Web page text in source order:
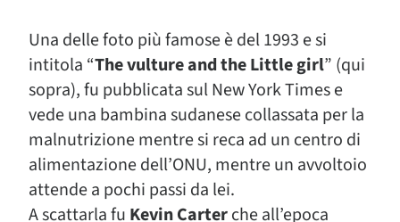
Una delle foto più famose è del 1993 e si
intitola “The vulture and the Little girl” (qui
sopra), fu pubblicata sul New York Times e
vede una bambina sudanese collassata per la
malnutrizione mentre si reca ad un centro di
alimentazione dell’ONU, mentre un avvoltoio
attende a pochi passi da lei.
A scattarla fu Kevin Carterche all’epoca